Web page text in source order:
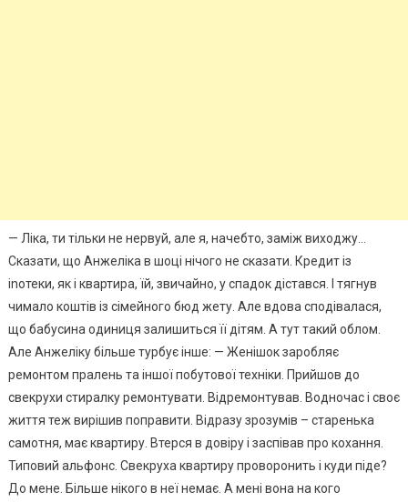
— Ліка, ти тільки не нервуй, але я, начебто, заміж виходжу…
Сказати, що Анжеліка в шоці нічого не сказати. Кредит із
іnотеки, як і квартира, їй, звичайно, у спадок дістався. І тягнув
чимало коштів із сімейного бюд жету. Але вдова сподівалася,
що бабусина одиниця залишиться її дітям. А тут такий облом.
Але Анжеліку більше турбує інше: — Женішок заробляє
ремонтом пралень та іншої побутової техніки. Прийшов до
свекрухи стиралку ремонтувати. Відремонтував. Водночас і своє
життя теж вирішив поправити. Відразу зрозумів – старенька
самотня, має квартиру. Втерся в довіру і заспівав про кохання.
Типовий альфонс. Свекруха квартиру проворонить і куди піде?
До мене. Більше нікого в неї немає. А мені вона на кого